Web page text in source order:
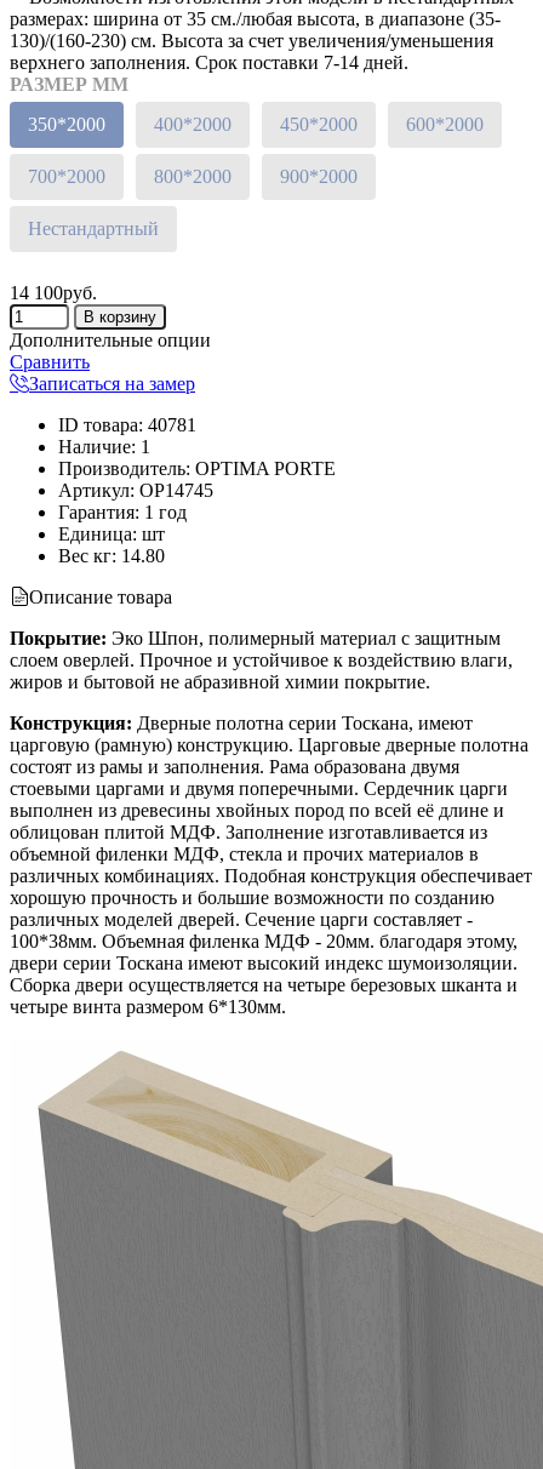
размерах: ширина от 35 см./любая высота, в диапазоне (35-
130)/(160-230) см. Высота за счет увеличения/уменьшения
верхнего заполнения. Срок поставки 7-14 дней.
РАЗМЕР ММ
350*2000
400*2000 450*2000 600*2000
700*2000 800*2000 900*2000
Нестандартный
14 100руб.
Дополнительные опции
Сравнить
Записаться на замер
ID товара: 40781
Наличие: 1
Производитель: OPTIMA PORTE
Артикул: OP14745
Гарантия: 1 год
Единица: шт
Вес кг: 14.80
Описание товара
Покрытие: Эко Шпон, полимерный материал с защитным
слоем оверлей. Прочное и устойчивое к воздействию влаги,
жиров и бытовой не абразивной химии покрытие.
Конструкция: Дверные полотна серии Тоскана, имеют
царговую (рамную) конструкцию. Царговые дверные полотна
состоят из рамы и заполнения. Рама образована двумя
стоевыми царгами и двумя поперечными. Сердечник царги
выполнен из древесины хвойных пород по всей её длине и
облицован плитой МДФ. Заполнение изготавливается из
объемной филенки МДФ, стекла и прочих материалов в
различных комбинациях. Подобная конструкция обеспечивает
хорошую прочность и большие возможности по созданию
различных моделей дверей. Сечение царги составляет -
100*38мм. Объемная филенка МДФ - 20мм. благодаря этому,
двери серии Тоскана имеют высокий индекс шумоизоляции.
Сборка двери осуществляется на четыре березовых шканта и
четыре винта размером 6*130мм.